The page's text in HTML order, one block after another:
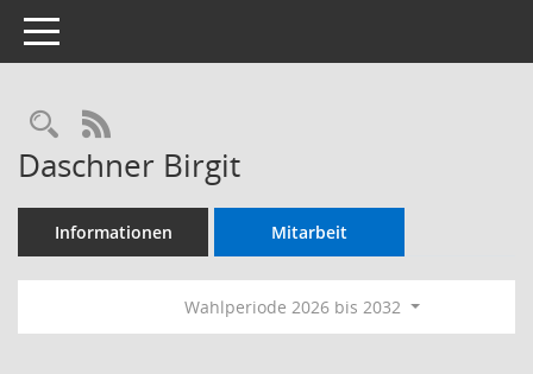
Toggle navigation
Rechercheauswahl
RSS-Feed
Daschner Birgit
Informationen Mitarbeit
Wahlperiode 2026 bis 2032